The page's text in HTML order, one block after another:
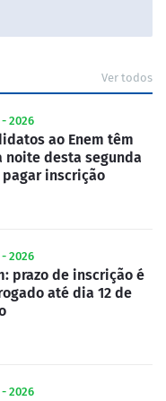
Ver todos
- 2026
ao Enem têm
noite desta segunda
pagar inscrição
- 2026
prazo de inscrição é
até dia 12 de
- 2026